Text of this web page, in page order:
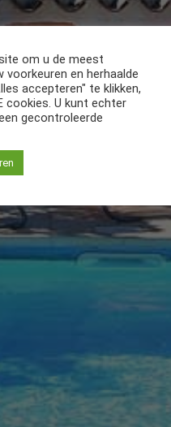
om u de meest
voorkeuren en herhaalde
accepteren" te klikken,
cookies. U kunt echter
gecontroleerde